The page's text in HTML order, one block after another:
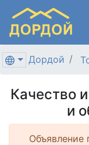
Дордой
Качество
и
Объявление